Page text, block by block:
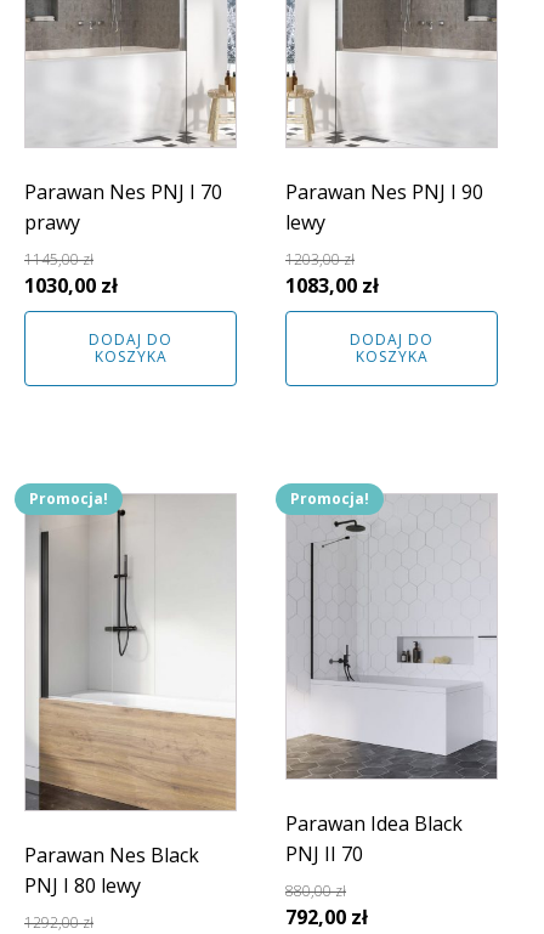
Parawan Nes PNJ I 70
prawy
1145,00zł
Pierwotna
cena
wynosiła:
1145,00 zł.
1030,00 złAktualna
cena
wynosi:
DODAJ DO
KOSZYKA
Parawan Nes PNJ I 90
lewy
1203,00zł
Pierwotna
cena
wynosiła:
1203,00 zł.
1083,00 złAktualna
cena
wynosi:
DODAJ DO
KOSZYKA
Promocja!
Parawan Nes Black
PNJ I 80 lewy
1292,00zł
Promocja!
Parawan Idea Black
PNJ II 70
880,00zł
Pierwotna
792,00 złAktualna